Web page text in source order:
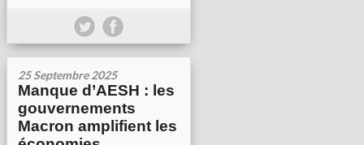
25 Septembre 2025
Manque d’AESH : les
gouvernements
Macron amplifient les